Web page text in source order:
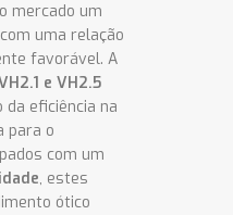
mercado um
uma relação
favorável. A
e VH2.5
eficiência na
para o
com um
, estes
ótico